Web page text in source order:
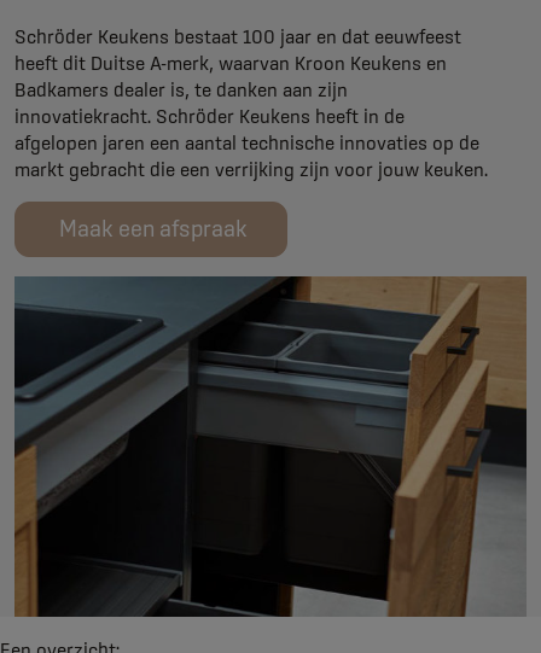
Schröder Keukens bestaat 100 jaar en dat eeuwfeest
heeft dit Duitse A-merk, waarvan Kroon Keukens en
Badkamers dealer is, te danken aan zijn
innovatiekracht. Schröder Keukens heeft in de
afgelopen jaren een aantal technische innovaties op de
markt gebracht die een verrijking zijn voor jouw keuken.
Maak een afspraak